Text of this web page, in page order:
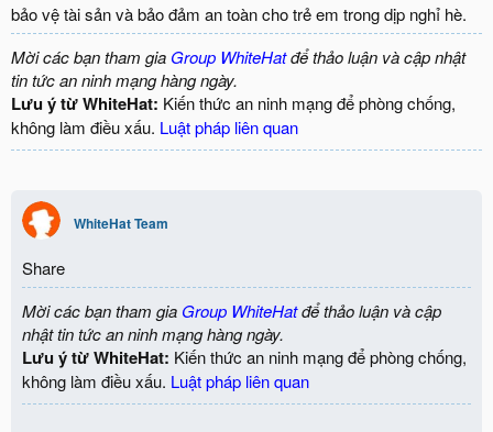
bảo vệ tài sản và bảo đảm an toàn cho trẻ em trong dịp nghỉ hè.​
Mời các bạn tham gia Group WhiteHatđể thảo luận và cập nhật
tin tức an ninh mạng hàng ngày.
Lưu ý từ WhiteHat: Kiến thức an ninh mạng để phòng chống,
không làm điều xấu. Luật pháp liên quan
WhiteHat Team
Share
Mời các bạn tham gia Group WhiteHatđể thảo luận và cập
nhật tin tức an ninh mạng hàng ngày.
Lưu ý từ WhiteHat: Kiến thức an ninh mạng để phòng chống,
không làm điều xấu. Luật pháp liên quan